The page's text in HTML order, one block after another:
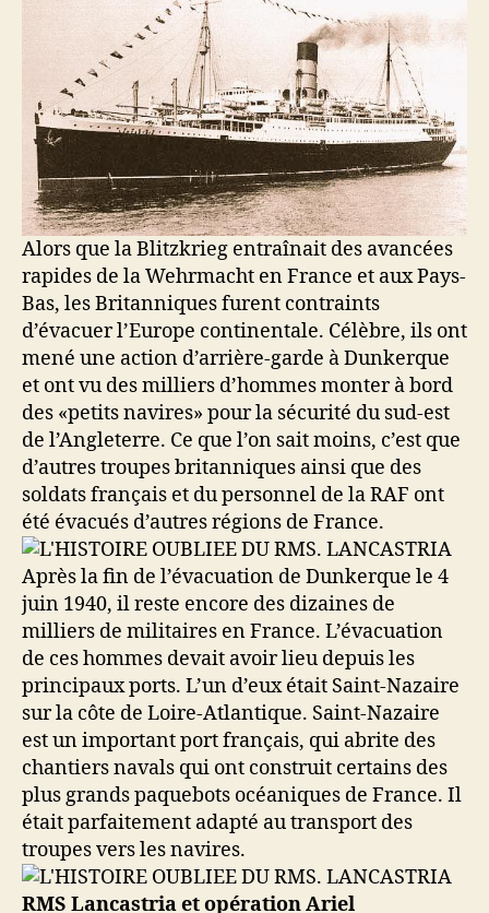
Alors que la Blitzkrieg entraînait des avancées
rapides de la Wehrmacht en France et aux Pays-
Bas, les Britanniques furent contraints
d’évacuer l’Europe continentale. Célèbre, ils ont
mené une action d’arrière-garde à Dunkerque
et ont vu des milliers d’hommes monter à bord
des «petits navires» pour la sécurité du sud-est
de l’Angleterre. Ce que l’on sait moins, c’est que
d’autres troupes britanniques ainsi que des
soldats français et du personnel de la RAF ont
été évacués d’autres régions de France.
Après la fin de l’évacuation de Dunkerque le 4
juin 1940, il reste encore des dizaines de
milliers de militaires en France. L’évacuation
de ces hommes devait avoir lieu depuis les
principaux ports. L’un d’eux était Saint-Nazaire
sur la côte de Loire-Atlantique. Saint-Nazaire
est un important port français, qui abrite des
chantiers navals qui ont construit certains des
plus grands paquebots océaniques de France. Il
était parfaitement adapté au transport des
troupes vers les navires.
RMS Lancastria et opération Ariel